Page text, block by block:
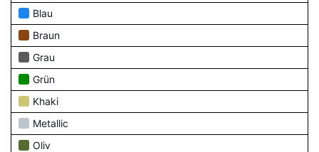
Blau
Braun
Grau
Grün
Khaki
Metallic
Oliv